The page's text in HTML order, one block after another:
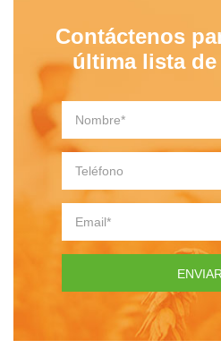
Contáctenos
última lista
ENVIAR